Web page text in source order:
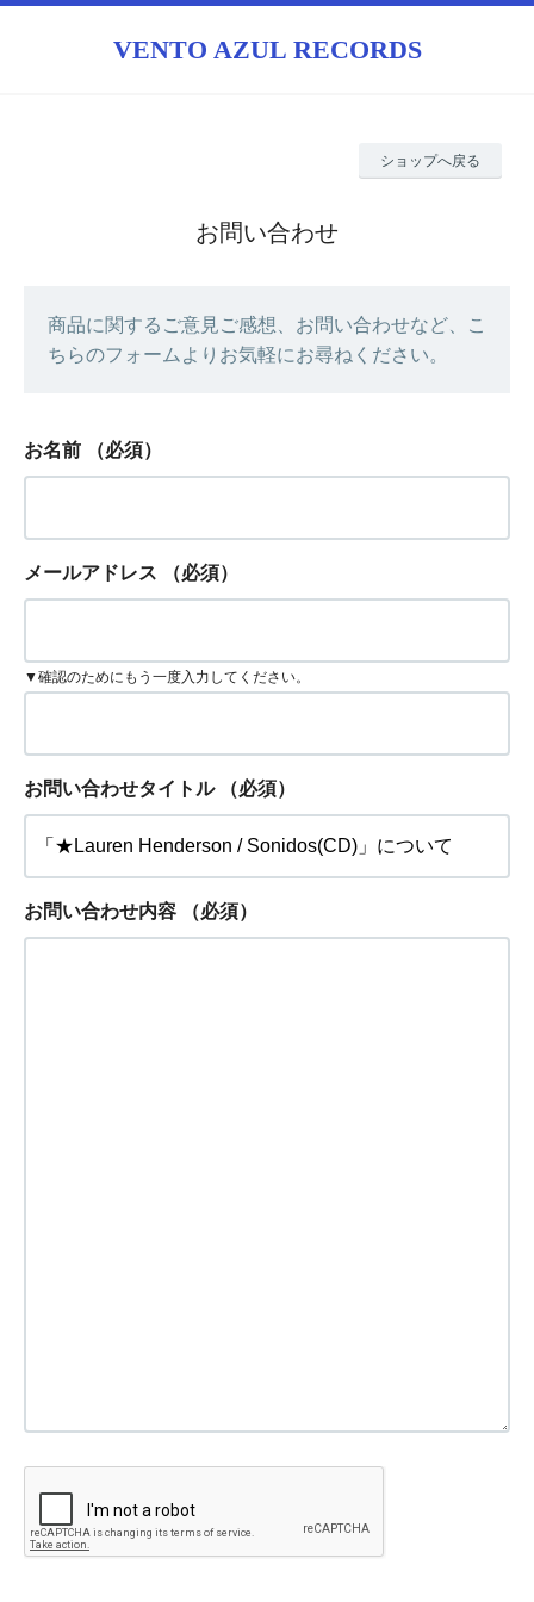
VENTO AZUL RECORDS
ショップへ戻る
お問い合わせ
商品に関するご意見ご感想、お問い合わせなど、こ
ちらのフォームよりお気軽にお尋ねください。
お名前 （必須）
メールアドレス （必須）
▼確認のためにもう一度入力してください。
お問い合わせタイトル （必須）
お問い合わせ内容 （必須）